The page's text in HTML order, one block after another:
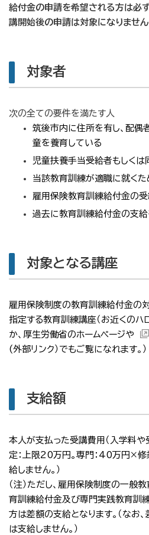
給付金の申請を希望される方は必
講開始後の申請は対象になりません
対象者
次の全ての要件を満たす人
筑後市内に住所を有し、配偶
童を養育している
児童扶養手当受給者もしく
当該教育訓練が適職に就く
雇用保険教育訓練給付金の
過去に教育訓練給付金の支
対象となる講座
雇用保険制度の教育訓練給付金の
指定する教育訓練講座（お近くのハ
か、厚生労働省のホームページや
(外部リンク）でもご覧になれます。）
支給額
本人が支払った受講費用（入学料や
定：上限20万円。専門：40万円×
給しません。）
（注）ただし、雇用保険制度の一般
育訓練給付金及び専門実践教育訓
方は差額の支給となります。（なお
は支給しません。）